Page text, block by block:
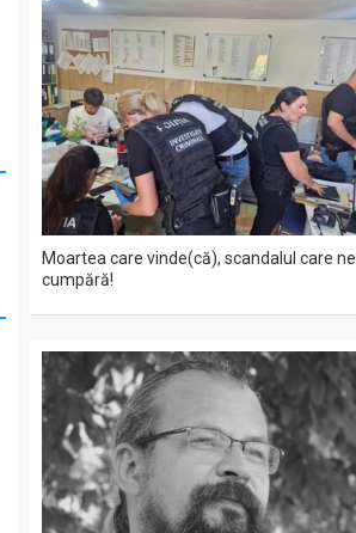
Moartea care vinde(că), scandalul care ne
cumpără!